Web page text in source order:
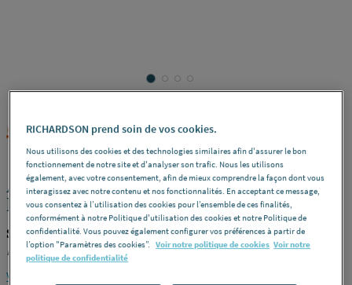
SPIT REF : 35299
ACCESSOIRES - Crochet métallique -
Multiusage
SPIT 057497
Diamètre 25 -BoîteA l'unité -Référence057497
Voir la description complète
RICHARDSON prend soin de vos cookies.
Nous utilisons des cookies et des technologies similaires afin d'assurer le bon
fonctionnement de notre site et d'analyser son trafic. Nous les utilisons
également, avec votre consentement, afin de mieux comprendre la façon dont vous
interagissez avec notre contenu et nos fonctionnalités. En acceptant ce message,
vous consentez à l’utilisation des cookies pour l’ensemble de ces finalités,
conformément à notre Politique d'utilisation des cookies et notre Politique de
confidentialité. Vous pouvez également configurer vos préférences à partir de
l’option "Paramètres des cookies”. Voir notre politique de cookies Voir notre
politique de confidentialité